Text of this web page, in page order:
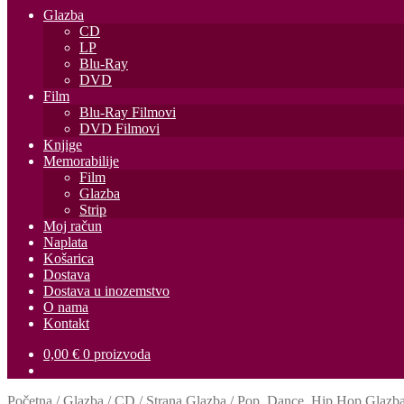
Glazba
CD
LP
Blu-Ray
DVD
Film
Blu-Ray Filmovi
DVD Filmovi
Knjige
Memorabilije
Film
Glazba
Strip
Moj račun
Naplata
Košarica
Dostava
Dostava u inozemstvo
O nama
Kontakt
0,00 € 0 proizvoda
Početna /Glazba /CD / Strana Glazba /Pop, Dance, Hip Hop Glazba